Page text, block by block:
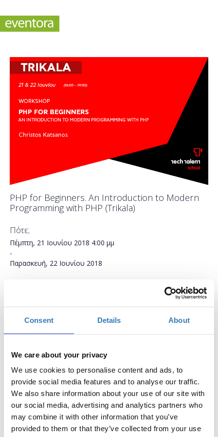
Consent Details About
We care about your privacy
We use cookies to personalise content and ads, to
provide social media features and to analyse our traffic.
We also share information about your use of our site with
our social media, advertising and analytics partners who
may combine it with other information that you’ve
provided to them or that they’ve collected from your use
PHP for Beginners. An Introduction to Modern
Programming with PHP (Trikala)
Πότε;
Πέμπτη, 21 Ιουνίου 2018 4:00 μμ
-
Παρασκευή, 22 Ιουνίου 2018
Πρώην Κέντρο Δια Βίου Μάθησης Δήμου Τρικκαίων,
Τρίκαλα
Η PHP είναι μία γλώσσα server-side scripting